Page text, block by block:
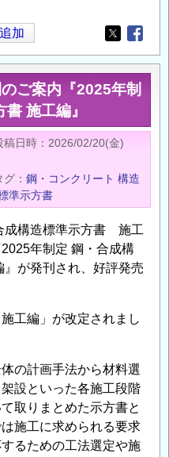
加
Opens in
ご案内『2025年制
施工編』
稿日時
2026/02/20(金)
グ 鋼・コンクリート 構造
準示方書
成構造標準示方書 施工
年制定 鋼・合成構
が発刊され、好評発売
工編」が改定されまし
の計画手法から材料選
設といった各施工段階
取りまとめた示方書と
施工に求められる要求
るための工法選定や施